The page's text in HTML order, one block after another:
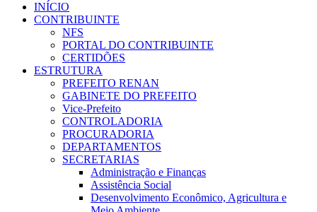
INÍCIO
CONTRIBUINTE
NFS
PORTAL DO CONTRIBUINTE
CERTIDÕES
ESTRUTURA
PREFEITO RENAN
GABINETE DO PREFEITO
Vice-Prefeito
CONTROLADORIA
PROCURADORIA
DEPARTAMENTOS
SECRETARIAS
Administração e Finanças
Assistência Social
Desenvolvimento Econômico, Agricultura e